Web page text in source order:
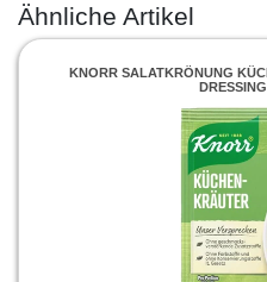
Ähnliche Artikel
KNORR SALATKRÖNUNG